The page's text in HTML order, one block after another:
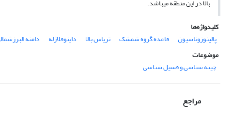
بالا در این منطقه میباشد.
کلیدواژه‌ها
پالینوزوناسیون
قاعده گروه شمشک تریاس بالا داینوفلاژله دامنه
موضوعات
چینه شناسی و فسیل شناسی
مراجع